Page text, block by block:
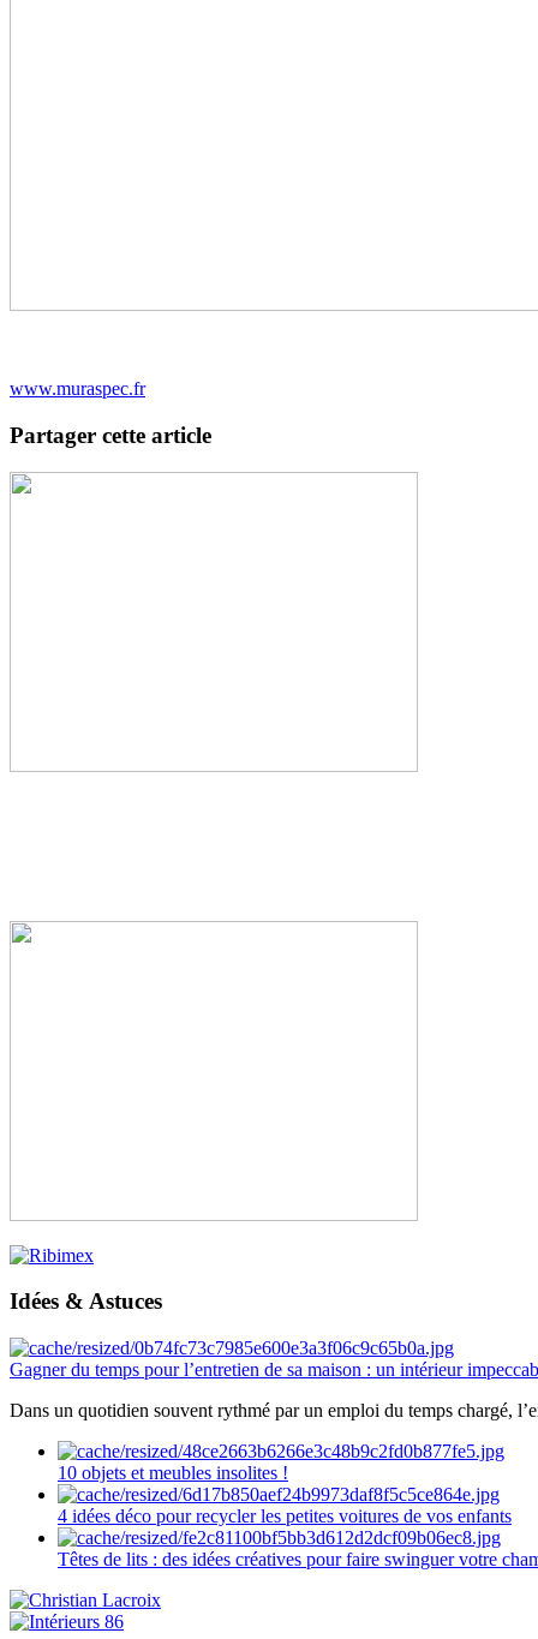
www.muraspec.fr
Partager cette article
Idées & Astuces
Gagner du temps pour l’entretien de sa maison : un intérieur
Dans un quotidien souvent rythmé par un emploi du temps chargé,
10 objets et meubles insolites !
4 idées déco pour recycler les petites voitures de vos enfants
Têtes de lits : des idées créatives pour faire swinguer votre